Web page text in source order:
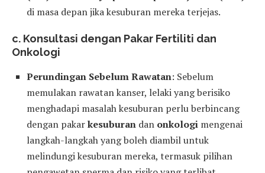
di masa depan jika kesuburan mereka terjejas.
c. Konsultasi dengan Pakar Fertiliti dan
Onkologi
Perundingan Sebelum Rawatan: Sebelum
memulakan rawatan kanser, lelaki yang berisiko
menghadapi masalah kesuburan perlu berbincang
dengan pakarkesuburan dan onkologi mengenai
langkah-langkah yang boleh diambil untuk
melindungi kesuburan mereka, termasuk pilihan